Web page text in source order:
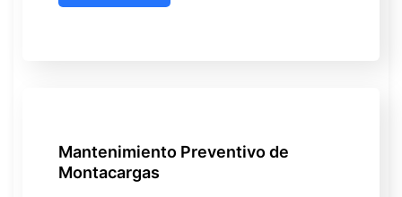
Mantenimiento Preventivo de
Montacargas